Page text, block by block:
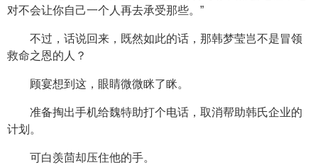
对不会让你自己一个人再去承受那些。”
不过，话说回来，既然如此的话，那韩梦莹岂不是冒领
救命之恩的人？
顾宴想到这，眼睛微微眯了眯。
准备掏出手机给魏特助打个电话，取消帮助韩氏企业的
计划。
可白羡茴却压住他的手。